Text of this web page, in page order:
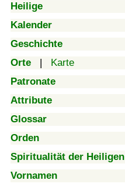
Heilige
Kalender
Geschichte
Orte | Karte
Patronate
Attribute
Glossar
Orden
Spiritualität der Heiligen
Vornamen